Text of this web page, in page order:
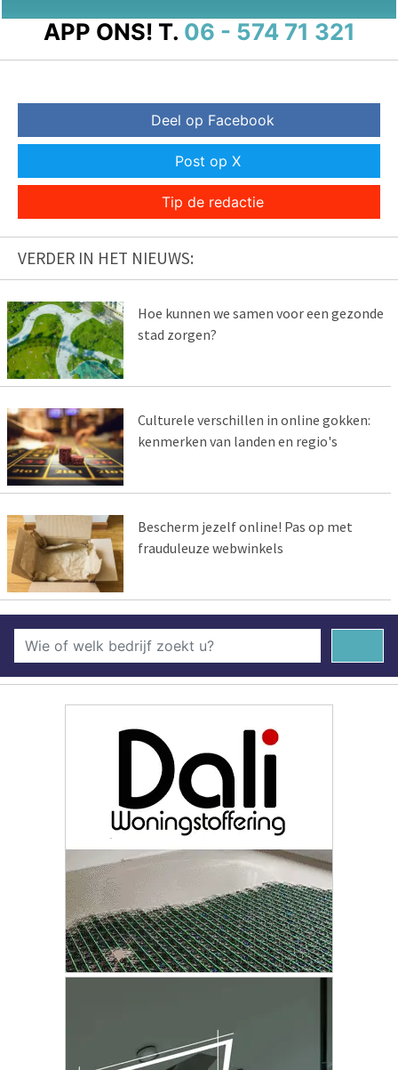
APP ONS! T. 06 - 574 71 321
Deel op Facebook
Post op X
Tip de redactie
VERDER IN HET NIEUWS:
Hoe kunnen we samen voor een gezonde
stad zorgen?
Culturele verschillen in online gokken:
kenmerken van landen en regio's
Bescherm jezelf online! Pas op met
frauduleuze webwinkels